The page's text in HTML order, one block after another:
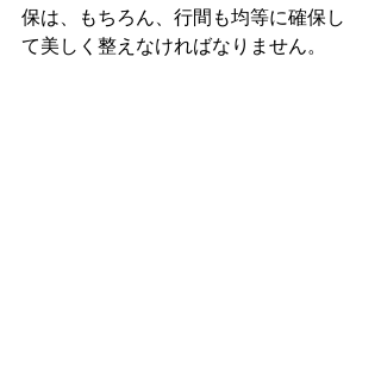
保は、もちろん、行間も均等に確保し
て美しく整えなければなりません。